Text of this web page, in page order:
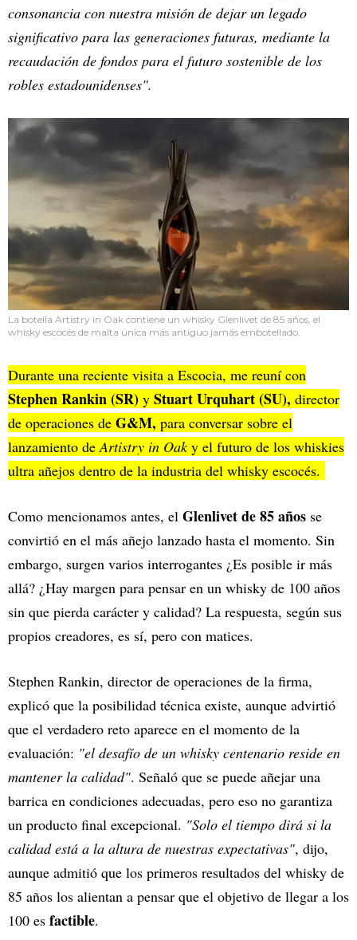
consonancia con nuestra misión de dejar un legado
significativo para las generaciones futuras, mediante la
recaudación de fondos para el futuro sostenible de los
robles estadounidenses".
La botella Artistry in Oak contiene un whisky Glenlivet de 85 años, el
whisky escocés de malta única más antiguo jamás embotellado.
Durante una reciente visita a Escocia, me reuní con
Stephen Rankin (SR) y Stuart Urquhart (SU), director
de operaciones de G&M, para conversar sobre el
lanzamiento de Artistry in Oak y el futuro de los whiskies
ultra añejos dentro de la industria del whisky escocés.
Como mencionamos antes, el Glenlivet de 85 años se
convirtió en el más añejo lanzado hasta el momento. Sin
embargo, surgen varios interrogantes ¿Es posible ir más
allá? ¿Hay margen para pensar en un whisky de 100 años
sin que pierda carácter y calidad? La respuesta, según sus
propios creadores, es sí, pero con matices.
Stephen Rankin, director de operaciones de la firma,
explicó que la posibilidad técnica existe, aunque advirtió
que el verdadero reto aparece en el momento de la
evaluación: "el desafío de un whisky centenario reside en
mantener la calidad". Señaló que se puede añejar una
barrica en condiciones adecuadas, pero eso no garantiza
un producto final excepcional. "Solo el tiempo dirá si la
calidad está a la altura de nuestras expectativas", dijo,
aunque admitió que los primeros resultados del whisky de
85 años los alientan a pensar que el objetivo de llegar a los
100 es factible.